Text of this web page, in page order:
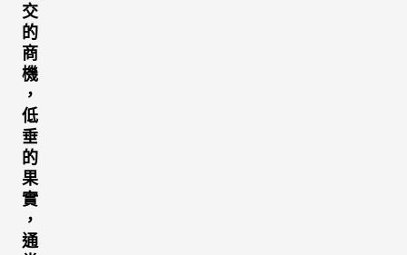
交
的
商
機
，
低
垂
的
果
實
，
通